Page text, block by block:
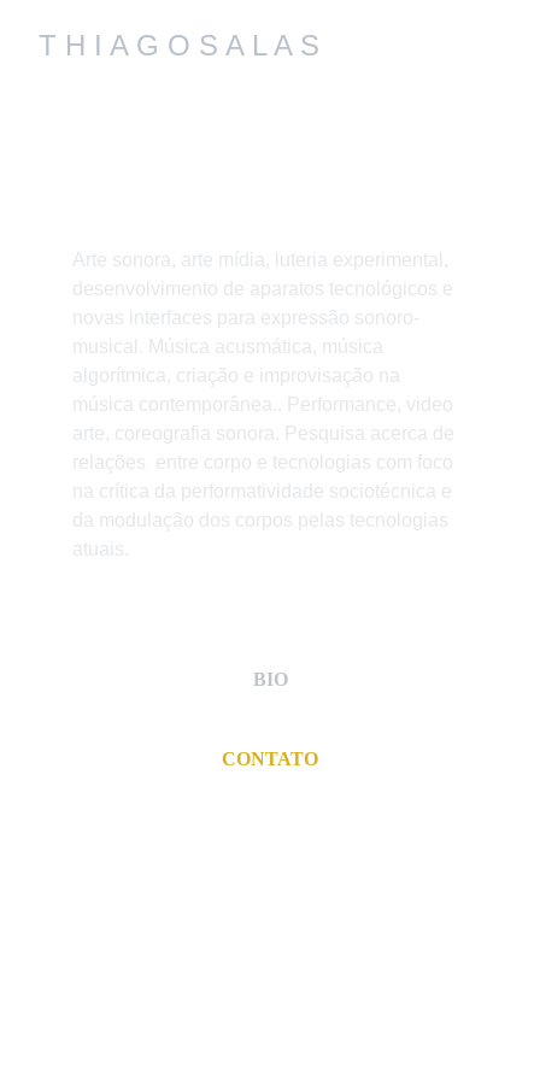
T H I A G O S A L A S
Arte sonora, arte mídia, luteria experimental,
desenvolvimento de aparatos tecnológicos e
novas interfaces para expressão sonoro-
musical. Música acusmática, música
algorítmica, criação e improvisação na
música contemporânea.. Performance, video
arte, coreografia sonora. Pesquisa acerca de
relações  entre corpo e tecnologias com foco
na crítica da performatividade sociotécnica e
da modulação dos corpos pelas tecnologias
atuais.
BIO
CONTATO